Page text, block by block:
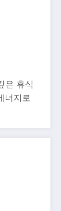
은 휴식
너지로